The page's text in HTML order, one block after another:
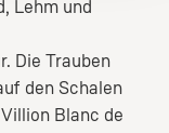
Lehm und
Die Trauben
den Schalen
Blanc de